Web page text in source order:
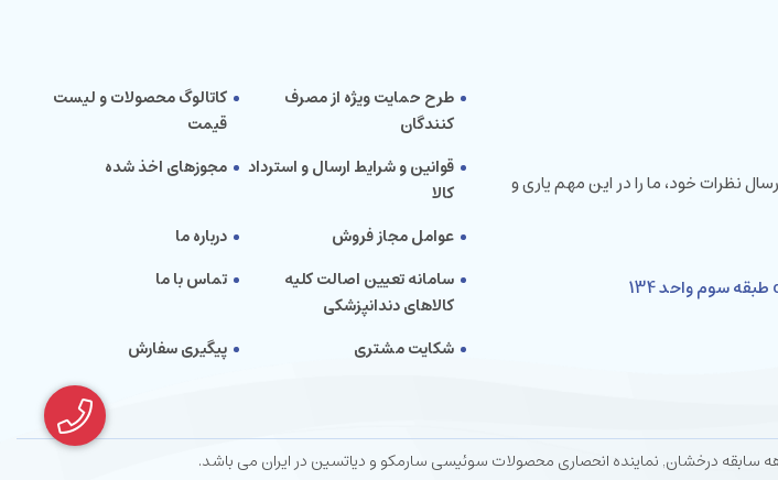
نظرات خود، ما را در این مهم یاری و
طرح حمایت ویژه از مصرف
کنندگان
کاتالوگ محصولات و لیست
قیمت
قوانین و شرایط ارسال و استرداد
کالا
مجوزهای اخذ شده
عوامل مجاز فروش
درباره ما
سامانه تعیین اصالت کلیه
کالاهای دندانپزشکی
تماس با ما
شکایت مشتری پیگیری سفارش
دیاتسین در ایران می باشد.